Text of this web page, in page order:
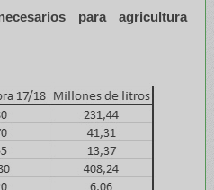
para agricultura